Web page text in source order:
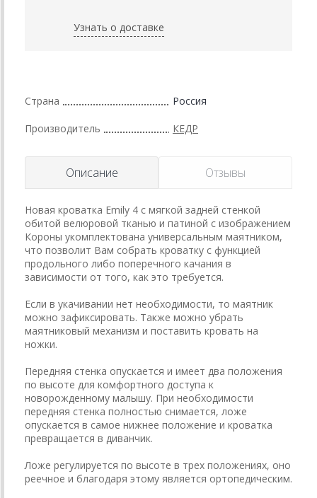
Узнать о доставке
Страна Россия
Производитель КЕДР
Описание Отзывы
Новая кроватка Emily 4 с мягкой задней стенкой
обитой велюровой тканью и патиной с изображением
Короны укомплектована универсальным маятником,
что позволит Вам собрать кроватку с функцией
продольного либо поперечного качания в
зависимости от того, как это требуется.
Если в укачивании нет необходимости, то маятник
можно зафиксировать. Также можно убрать
маятниковый механизм и поставить кровать на
ножки.
Передняя стенка опускается и имеет два положения
по высоте для комфортного доступа к
новорожденному малышу. При необходимости
передняя стенка полностью снимается, ложе
опускается в самое нижнее положение и кроватка
превращается в диванчик.
Ложе регулируется по высоте в трех положениях, оно
реечное и благодаря этому является ортопедическим.